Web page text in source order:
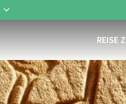
REISE